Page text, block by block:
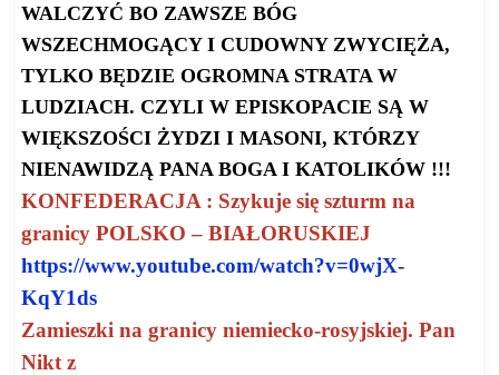
WALCZYĆ BO ZAWSZE BÓG
WSZECHMOGĄCY I CUDOWNY ZWYCIĘŻA,
TYLKO BĘDZIE OGROMNA STRATA W
LUDZIACH. CZYLI W EPISKOPACIE SĄ W
WIĘKSZOŚCI ŻYDZI I MASONI, KTÓRZY
NIENAWIDZĄ PANA BOGA I KATOLIKÓW !!!
KONFEDERACJA : Szykuje się szturm na
granicy POLSKO – BIAŁORUSKIEJ
https://www.youtube.com/watch?v=0wjX-
KqY1ds
Zamieszki na granicy niemiecko-rosyjskiej. Pan
Nikt z